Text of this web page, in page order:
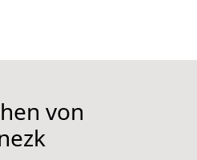
von